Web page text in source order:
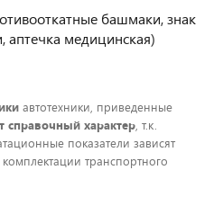
башмаки, знак
аптечка медицинская)
автотехники, приведенные
справочный характер , т.к.
показатели зависят
транспортного